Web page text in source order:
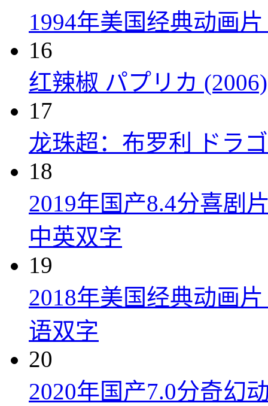
1994年美国经典动画
16
红辣椒 パプリカ (2006)
17
龙珠超：布罗利 ドラ
18
2019年国产8.4分喜剧
中英双字
19
2018年美国经典动画
语双字
20
2020年国产7.0分奇幻